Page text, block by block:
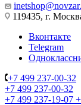
119435, г.
Вконтакте
Telegram
+7 499 237-00-32
+7 499 237-00-32
+7 499 237-19-07